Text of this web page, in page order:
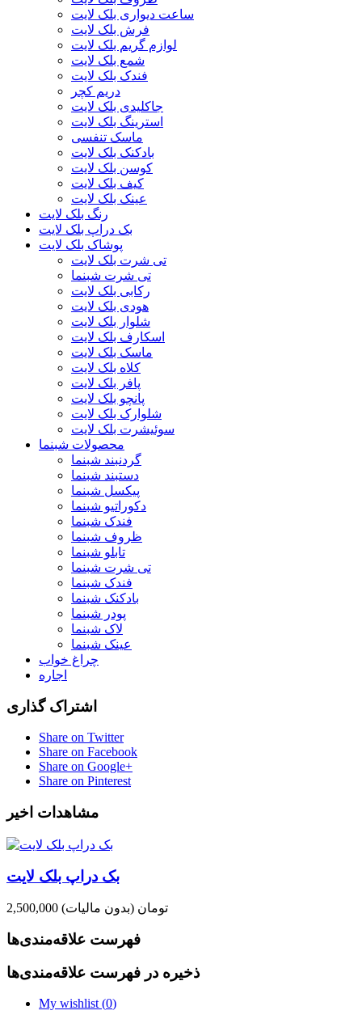
ساعت دیواری بلک لایت
فرش بلک لایت
لوازم گریم بلک لایت
شمع بلک لایت
فندک بلک لایت
دریم کچر
جاکلیدی بلک لایت
استرینگ بلک لایت
ماسک تنفسی
بادکنک بلک لایت
کوسن بلک لایت
کیف بلک لایت
عینک بلک لایت
رنگ بلک لایت
بک دراپ بلک لایت
پوشاک بلک لایت
تی شرت بلک لایت
تی شرت شبنما
رکابی بلک لایت
هودی بلک لایت
شلوار بلک لایت
اسکارف بلک لایت
ماسک بلک لایت
کلاه بلک لایت
پافر بلک لایت
پانچو بلک لایت
شلوارک بلک لایت
سوئیشرت بلک لایت
محصولات شبنما
گردنبند شبنما
دستبند شبنما
پیکسل شبنما
دکوراتیو شبنما
فندک شبنما
ظروف شبنما
تابلو شبنما
تی شرت شبنما
فندک شبنما
بادکنک شبنما
پودر شبنما
لاک شبنما
عینک شبنما
چراغ خواب
اجاره
اشتراک گذاری
Share on Twitter
Share on Facebook
Share on Google+
Share on Pinterest
مشاهدات اخیر
بک دراپ بلک لایت
2,500,000 تومان (بدون مالیات)
فهرست علاقه‌مندی‌ها
ذخیره در فهرست علاقه‌مندی‌ها
My wishlist (0)